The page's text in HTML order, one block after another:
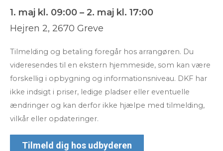
1. maj kl. 09:00 – 2. maj kl. 17:00
Hejren 2, 2670 Greve
Tilmelding og betaling foregår hos arrangøren. Du
videresendes til en ekstern hjemmeside, som kan være
forskellig i opbygning og informationsniveau. DKF har
ikke indsigt i priser, ledige pladser eller eventuelle
ændringer og kan derfor ikke hjælpe med tilmelding,
vilkår eller opdateringer.
Tilmeld dig hos udbyderen